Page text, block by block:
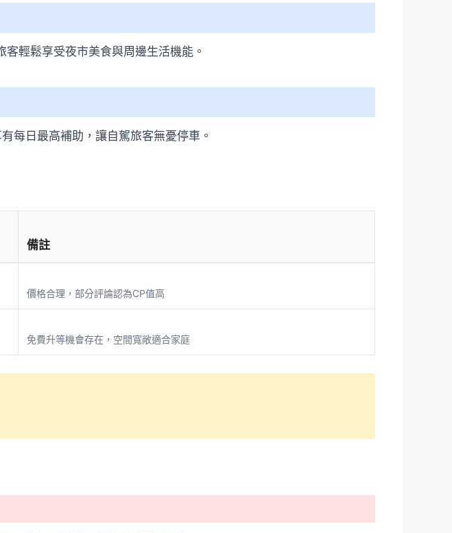
輕鬆享受夜市美食與周邊生活機能。
每日最高補助，讓自駕旅客無憂停車。
備註
價格合理，部分評論認為CP值高
免費升等機會存在，空間寬敞適合家庭